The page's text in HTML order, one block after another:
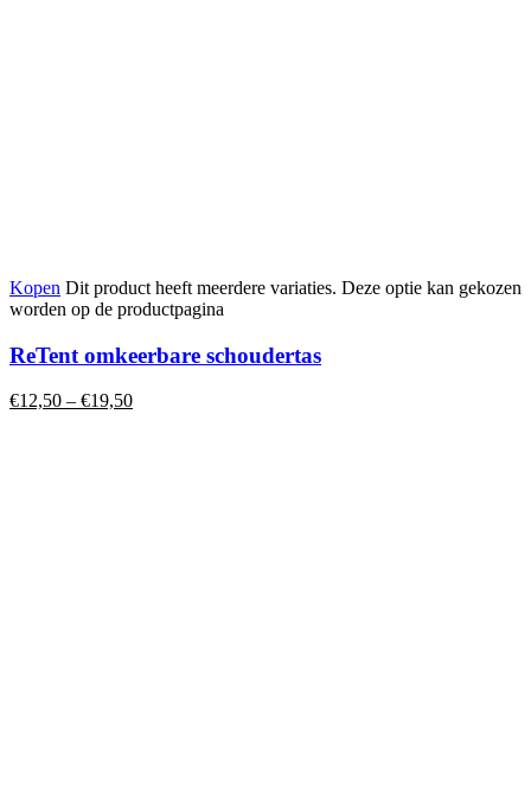
Kopen Dit product heeft meerdere variaties. Deze optie kan gekozen
worden op de productpagina
ReTent omkeerbare schoudertas
€12,50 – €19,50